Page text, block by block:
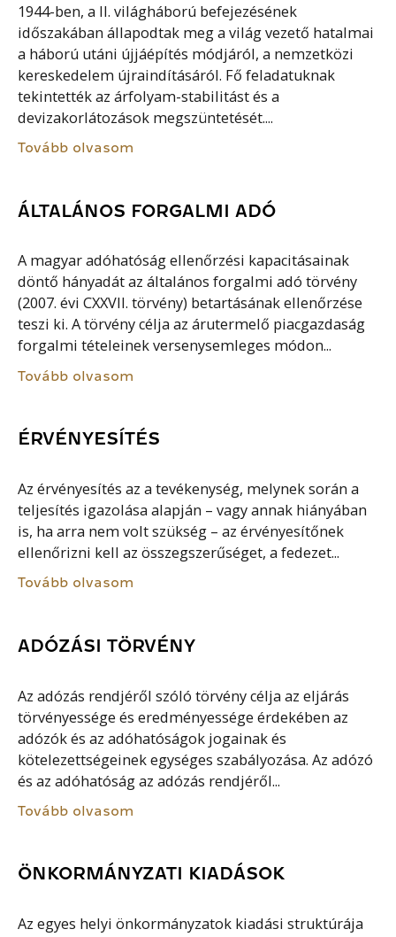
1944-ben, a II. világháború befejezésének
időszakában állapodtak meg a világ vezető hatalmai
a háború utáni újjáépítés módjáról, a nemzetközi
kereskedelem újraindításáról. Fő feladatuknak
tekintették az árfolyam-stabilitást és a
devizakorlátozások megszüntetését....
Tovább olvasom
ÁLTALÁNOS FORGALMI ADÓ
A magyar adóhatóság ellenőrzési kapacitásainak
döntő hányadát az általános forgalmi adó törvény
(2007. évi CXXVII. törvény) betartásának ellenőrzése
teszi ki. A törvény célja az árutermelő piacgazdaság
forgalmi tételeinek versenysemleges módon...
Tovább olvasom
ÉRVÉNYESÍTÉS
Az érvényesítés az a tevékenység, melynek során a
teljesítés igazolása alapján – vagy annak hiányában
is, ha arra nem volt szükség – az érvényesítőnek
ellenőrizni kell az összegszerűséget, a fedezet...
Tovább olvasom
ADÓZÁSI TÖRVÉNY
Az adózás rendjéről szóló törvény célja az eljárás
törvényessége és eredményessége érdekében az
adózók és az adóhatóságok jogainak és
kötelezettségeinek egységes szabályozása. Az adózó
és az adóhatóság az adózás rendjéről...
Tovább olvasom
ÖNKORMÁNYZATI KIADÁSOK
Az egyes helyi önkormányzatok kiadási struktúrája